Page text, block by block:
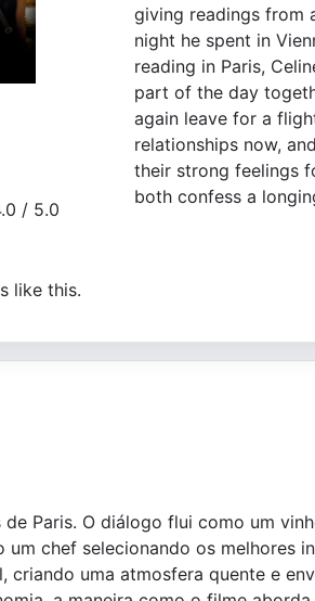
/ 5.0
like this.
giving readings from
night he spent in
reading in Paris,
part of the day
again leave for a
relationships now,
their strong feelings
both confess a
Paris. O diálogo flui como um
chef selecionando os melhores
criando uma atmosfera quente e